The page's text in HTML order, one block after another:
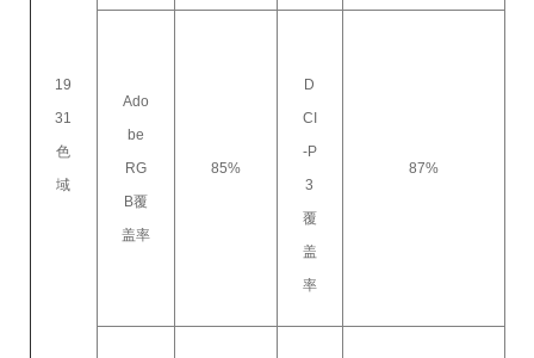
19
31
色
域
Ado
be
RG
B覆
盖率
85%
D
CI
-P
3
覆
盖
率
87%